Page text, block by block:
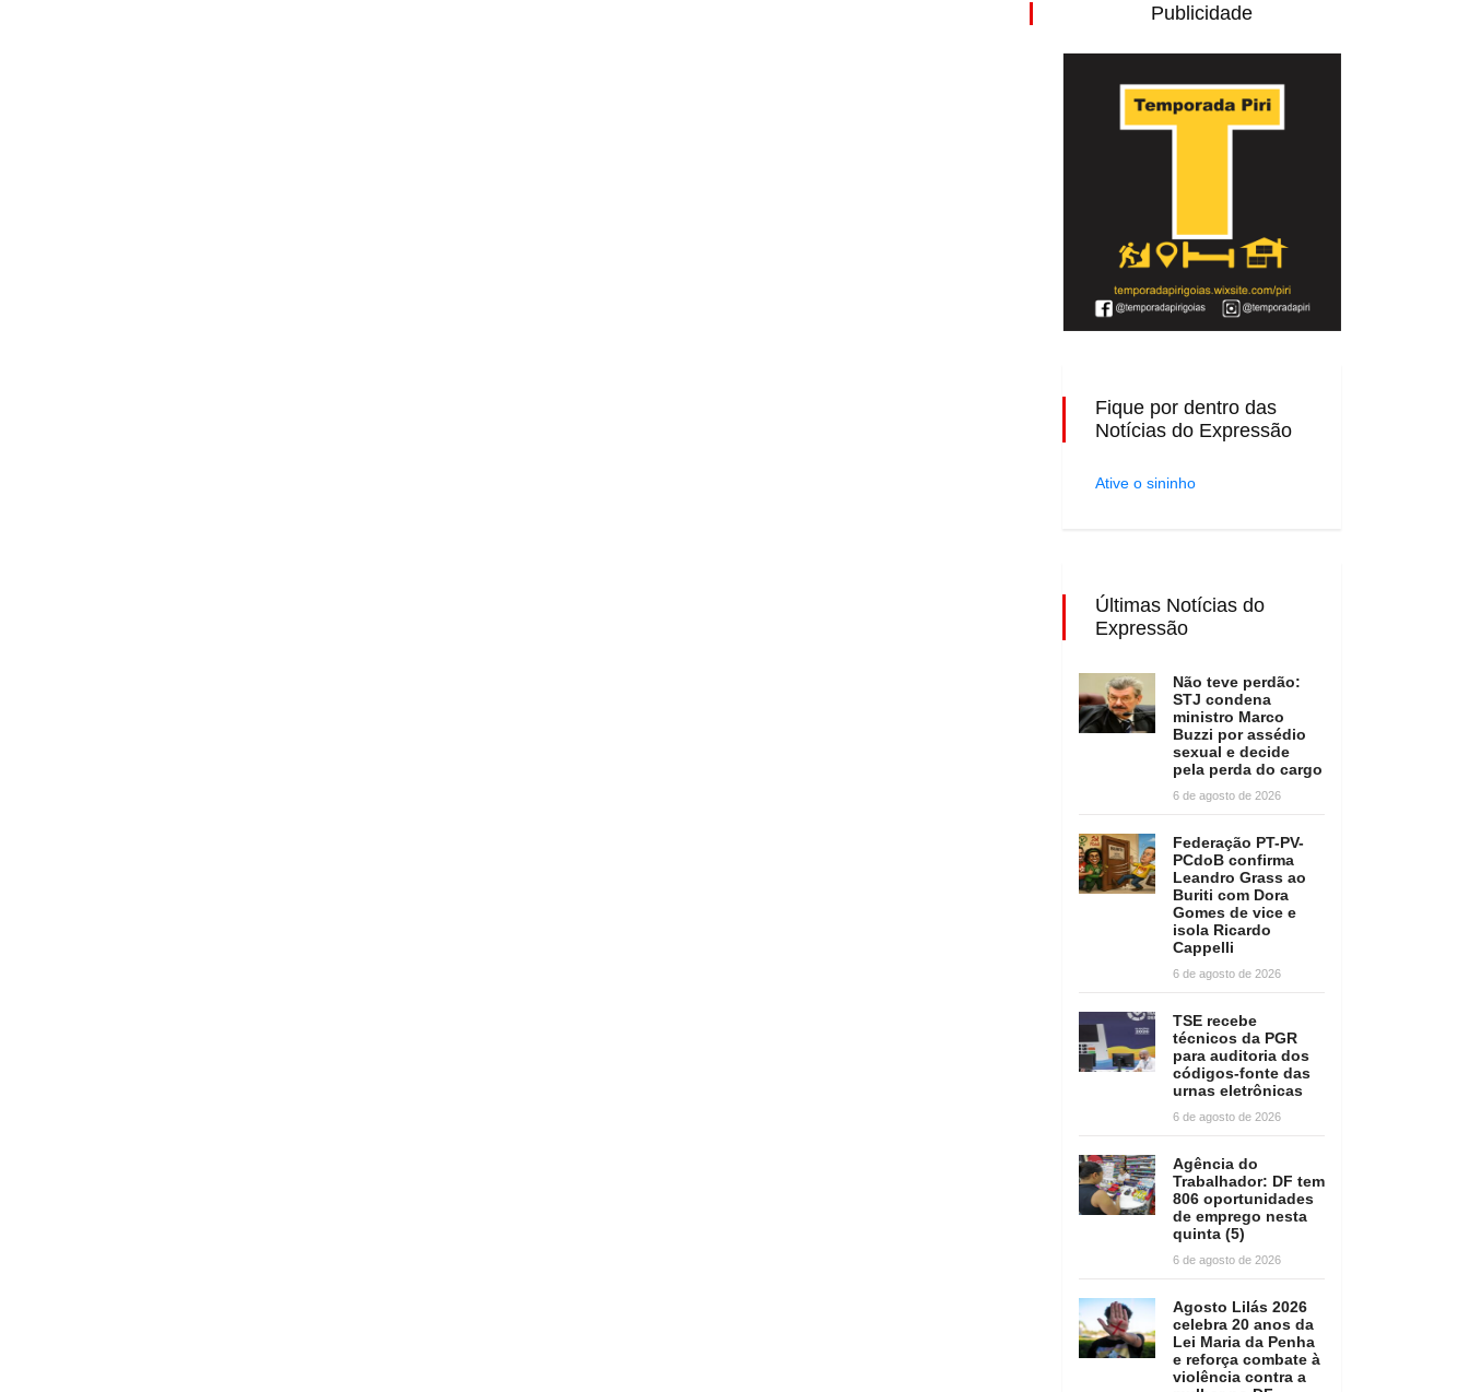
Publicidade
Fique por dentro das
Notícias do Expressão
Ative o sininho
Últimas Notícias do
Expressão
Não teve perdão:
STJ condena
ministro Marco
Buzzi por assédio
sexual e decide
pela perda do cargo
6 de agosto de 2026
Federação PT-PV-
PCdoB confirma
Leandro Grass ao
Buriti com Dora
Gomes de vice e
isola Ricardo
Cappelli
6 de agosto de 2026
TSE recebe
técnicos da PGR
para auditoria dos
códigos-fonte das
urnas eletrônicas
6 de agosto de 2026
Agência do
Trabalhador: DF tem
806 oportunidades
de emprego nesta
quinta (5)
6 de agosto de 2026
Agosto Lilás 2026
celebra 20 anos da
Lei Maria da Penha
e reforça combate à
violência contra a